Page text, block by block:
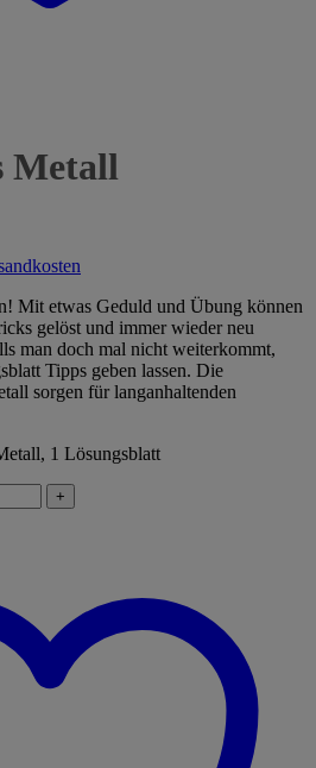
Metall
Mit etwas Geduld und Übung können
gelöst und immer wieder neu
man doch mal nicht weiterkommt,
Tipps geben lassen. Die
sorgen für langanhaltenden
1 Lösungsblatt